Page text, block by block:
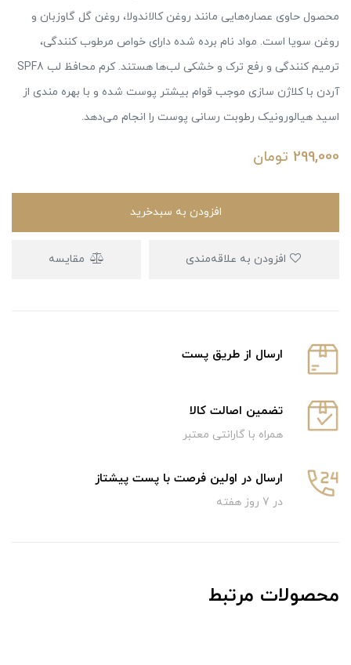
محصول حاوی عصاره‌هایی مانند روغن کالاندولا، روغن گل گاوزبان و
روغن سویا است. مواد نام برده شده دارای خواص مرطوب کنندگی،
ترمیم کنندگی و رفع ترک و خشکی لب‌ها هستند. کرم محافظ لب SPF8
آردن با کلاژن سازی موجب قوام بیشتر پوست شده و با بهره مندی از
اسید هیالورونیک رطوبت رسانی پوست را انجام می‌دهد.
299,000 تومان
افزودن به سبدخرید
مقایسه
ارسال از طریق پست
تضمین اصالت کالا
همراه با گارانتی معتبر
ارسال در اولین فرصت با پست پیشتاز
در 7 روز هفته
محصولات مرتبط